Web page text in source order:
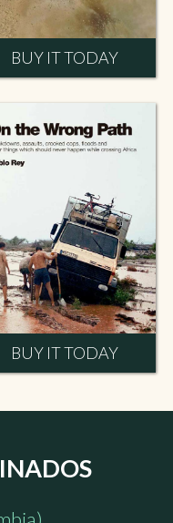
BUY IT TODAY
BUY IT TODAY